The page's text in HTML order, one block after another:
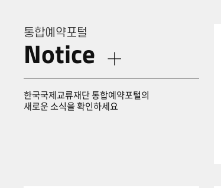
통합예약포털
Notice
한국국제교류재단 통합예약포털의
새로운 소식을 확인하세요